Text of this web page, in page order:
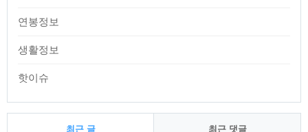
연봉정보
생활정보
핫이슈
최근 글 최근 댓글